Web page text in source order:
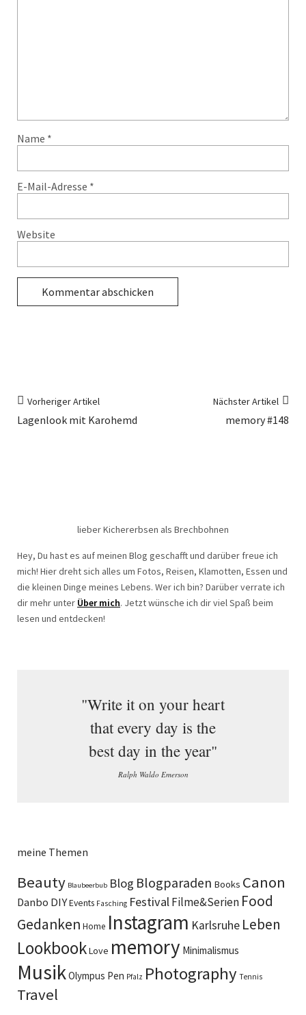
Name *
E-Mail-Adresse *
Website
Vorheriger Artikel
Lagenlook mit Karohemd
Nächster Artikel
memory #148
lieber Kichererbsen als Brechbohnen
Hey, Du hast es auf meinen Blog geschafft und darüber freue ich
mich! Hier dreht sich alles um Fotos, Reisen, Klamotten, Essen und
die kleinen Dinge meines Lebens. Wer ich bin? Darüber verrate ich
dir mehr unter Über mich. Jetzt wünsche ich dir viel Spaß beim
lesen und entdecken!
"Write it on your heart
that every day is the
best day in the year"
Ralph Waldo Emerson
meine Themen
Beauty Blaubeerbub Blog Blogparaden Books Canon
Danbo DIYEvents Fasching FestivalFilme&Serien Food
Gedanken Home Instagram Karlsruhe Leben
LookbookLove memory Minimalismus
MusikOlympus Pen Pfalz Photography Tennis
Travel